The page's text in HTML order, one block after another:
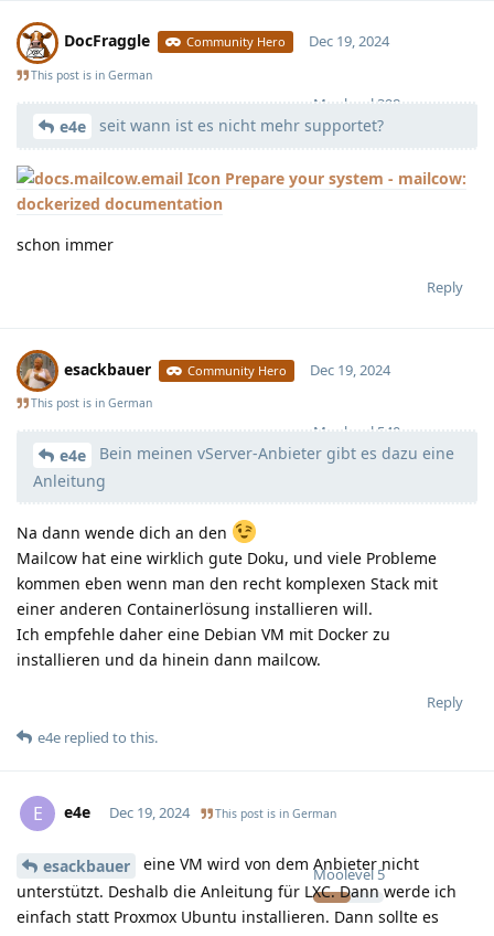
DocFraggle Community Hero
Moolevel 398
Dec 19, 2024
This post is in German
e4e seit wann ist es nicht mehr supportet?
Prepare your system - mailcow:
dockerized documentation
schon immer
Reply
esackbauer Community Hero
Moolevel 540
Dec 19, 2024
This post is in German
e4e
Bein meinen vServer-Anbieter gibt es dazu eine
Anleitung
Na dann wende dich an den
Mailcow hat eine wirklich gute Doku, und viele Probleme
kommen eben wenn man den recht komplexen Stack mit
einer anderen Containerlösung installieren will.
Ich empfehle daher eine Debian VM mit Docker zu
installieren und da hinein dann mailcow.
Reply
e4e replied to this.
E e4e
Moolevel 5
Dec 19, 2024 This post is in German
esackbauer
eine VM wird von dem Anbieter nicht
unterstützt. Deshalb die Anleitung für LXC. Dann werde ich
einfach statt Proxmox Ubuntu installieren. Dann sollte es